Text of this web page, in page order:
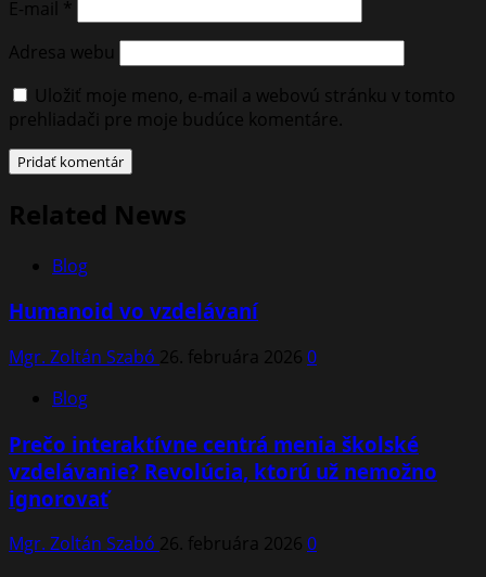
E-mail
*
Adresa webu
Uložiť moje meno, e-mail a webovú stránku v tomto
prehliadači pre moje budúce komentáre.
Related News
Blog
Humanoid vo vzdelávaní
Mgr. Zoltán Szabó 26. februára 2026 0
Blog
Prečo interaktívne centrá menia školské
vzdelávanie? Revolúcia, ktorú už nemožno
ignorovať
Mgr. Zoltán Szabó 26. februára 2026 0